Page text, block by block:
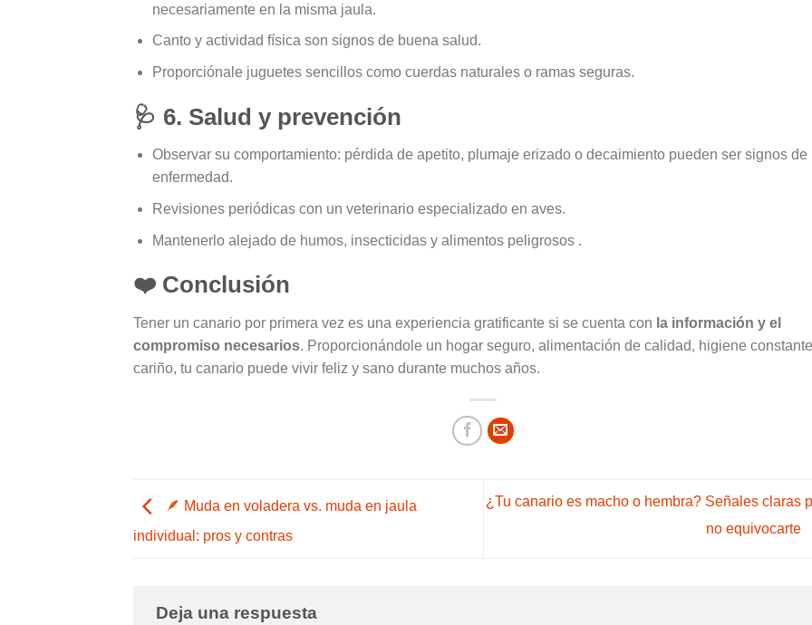
necesariamente en la misma jaula.
Canto y actividad física son signos de buena salud.
Proporciónale juguetes sencillos como cuerdas naturales o ramas seguras.
🩺 6. Salud y prevención
Observar su comportamiento: pérdida de apetito, plumaje erizado o decaimiento pueden ser signos de
enfermedad.
Revisiones periódicas con un veterinario especializado en aves.
Mantenerlo alejado de humos, insecticidas y alimentos peligrosos .
❤️ Conclusión
Tener un canario por primera vez es una experiencia gratificante si se cuenta con la información y el
compromiso necesarios. Proporcionándole un hogar seguro, alimentación de calidad, higiene
cariño, tu canario puede vivir feliz y sano durante muchos años.
🪶 Muda en voladera vs. muda en jaula
individual: pros y contras
¿Tu canario es macho o hembra? Señales claras
no equivocarte
Deja una respuesta